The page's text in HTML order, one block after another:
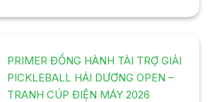
PRIMER ĐỒNG HÀNH TÀI TRỢ GIẢI
PICKLEBALL HẢI DƯƠNG OPEN –
TRANH CÚP ĐIỆN MÁY 2026